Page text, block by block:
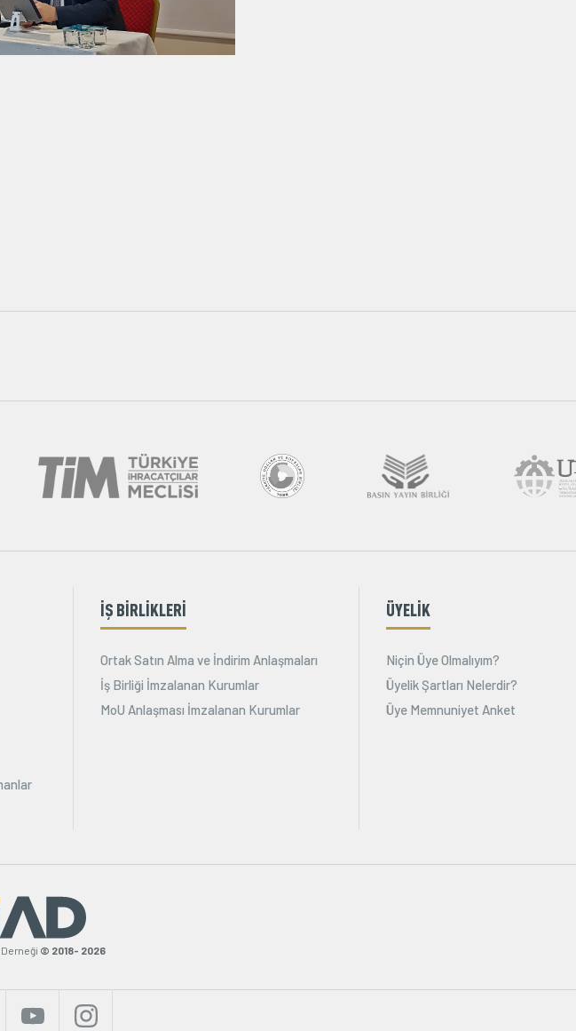
İŞ BİRLİKLERİ
Ortak Satın Alma ve İndirim Anlaşmaları
İş Birliği İmzalanan Kurumlar
MoU Anlaşması İmzalanan Kurumlar
ÜYELİK
Niçin Üye Olmalıyım?
Üyelik Şartları Nelerdir?
Üye Memnuniyet Anket
© 2018- 2026